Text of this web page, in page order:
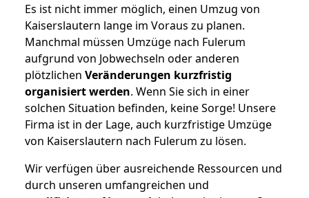
Es ist nicht immer möglich, einen Umzug von
Kaiserslautern lange im Voraus zu planen.
Manchmal müssen Umzüge nach Fulerum
aufgrund von Jobwechseln oder anderen
plötzlichen Veränderungen kurzfristig
organisiert werden. Wenn Sie sich in einer
solchen Situation befinden, keine Sorge! Unsere
Firma ist in der Lage, auch kurzfristige Umzüge
von Kaiserslautern nach Fulerum zu lösen.
Wir verfügen über ausreichende Ressourcen und
durch unseren umfangreichen und